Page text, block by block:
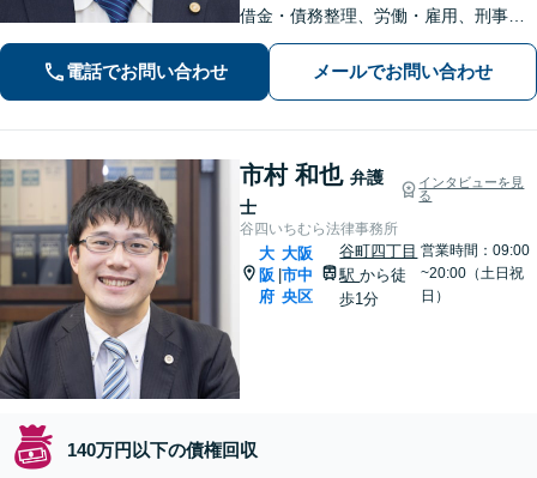
借金・債務整理、労働・雇用、刑事事
件 など【相談しやすいリーズナブルな
料金体系】【着手金0円】で対応する分
野も！依頼者さまと「共闘」し、最後
電話でお問い合わせ メールでお問い合わせ
市村 和也 弁護
士
インタビューを見
る
谷四いちむら法律事務所
大
阪
府
|
大阪
市中
央区
谷町四丁目
駅から徒
歩1分
営業時間：09:00
~20:00（土日祝
日）
140万円以下の債権回収